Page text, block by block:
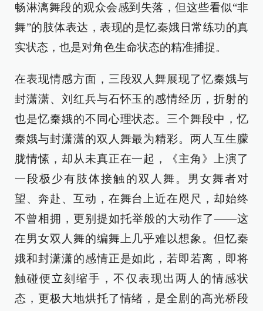
畅淋漓舞段的观众会感到失落，但这些看似“非
舞”的肢体表达，表现的是忆秦娥日常练功的真
实状态，也是对角色生命状态的精准捕捉。
在表现情感方面，三段双人舞展现了忆秦娥与
封潇潇、刘红兵与石怀玉的感情经历，折射的
也是忆秦娥的不同心理状态。三个舞段中，忆
秦娥与封潇潇的双人舞最为精彩。两人互生朦
胧情愫，却从未真正在一起，《主角》上演了
一段极少有肢体接触的双人舞。男女舞者对
望、奔赴、互动，在舞台上近在咫尺，却始终
不曾相拥，更别提如托举般的大动作了——这
在男女双人舞的编舞上几乎难以想象。但忆秦
娥和封潇潇的感情正是如此，若即若离，即将
触碰便立刻缩手，不仅表现出两人的情感状
态，更极大地烘托了情绪，是全剧的高光桥段